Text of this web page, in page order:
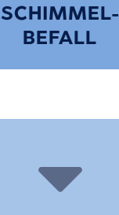
SCHIMMEL-
BEFALL
